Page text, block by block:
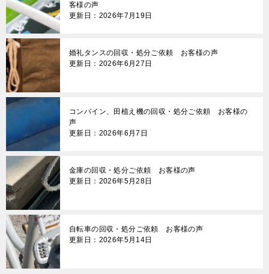
客様の声
更新日：2026年7月19日
婚礼タンスの回収・処分ご依頼 お客様の声
更新日：2026年6月27日
コンバイン、田植え機の回収・処分ご依頼 お客様の
声
更新日：2026年6月7日
金庫の回収・処分ご依頼 お客様の声
更新日：2026年5月28日
自転車の回収・処分ご依頼 お客様の声
更新日：2026年5月14日